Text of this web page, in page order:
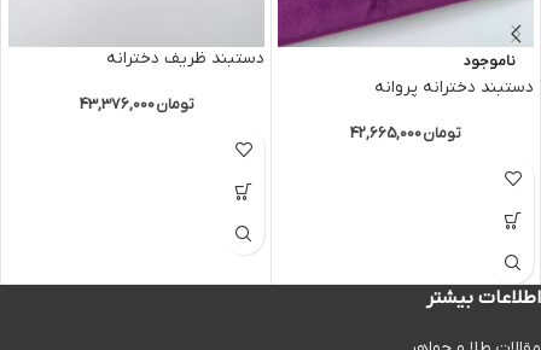
ناموجود
دستبند دخترانه پروانه
تومان
دستبند ظریف دخترانه
تومان43,376,000
اطلاعات بیشتر